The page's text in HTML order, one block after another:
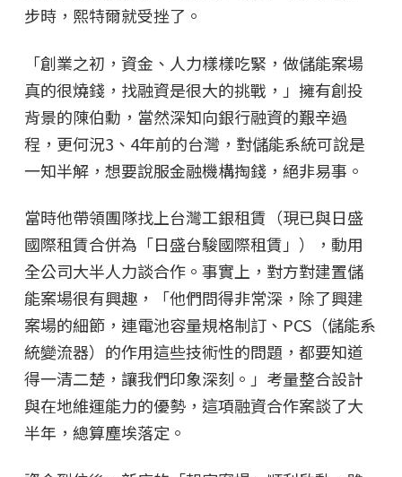
步時，熙特爾就受挫了。
「創業之初，資金、人力樣樣吃緊，做儲能案場
真的很燒錢，找融資是很大的挑戰，」擁有創投
背景的陳伯勳，當然深知向銀行融資的艱辛過
程，更何況3、4年前的台灣，對儲能系統可說是
一知半解，想要說服金融機構掏錢，絕非易事。
當時他帶領團隊找上台灣工銀租賃（現已與日盛
國際租賃合併為「日盛台駿國際租賃」），動用
全公司大半人力談合作。事實上，對方對建置儲
能案場很有興趣，「他們問得非常深，除了興建
案場的細節，連電池容量規格制訂、PCS（儲能系
統變流器）的作用這些技術性的問題，都要知道
得一清二楚，讓我們印象深刻。」考量整合設計
與在地維運能力的優勢，這項融資合作案談了大
半年，總算塵埃落定。